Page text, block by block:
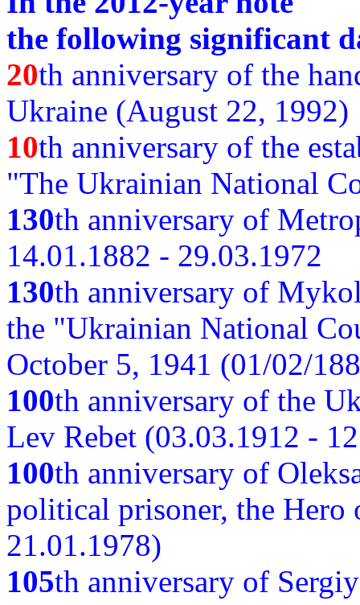
the following significant
20th anniversary of the
Ukraine (August 22, 1992)
10th anniversary of the
"The Ukrainian National
130th anniversary of
14.01.1882 - 29.03.1972
130th anniversary of
the "Ukrainian National
October 5, 1941 (01/02/
100th anniversary of the
Lev Rebet (03.03.1912 -
100th anniversary of
political prisoner, the
21.01.1978)
105th anniversary of